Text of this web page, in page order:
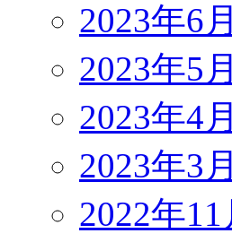
2023年6月
2023年5月
2023年4月
2023年3月
2022年11